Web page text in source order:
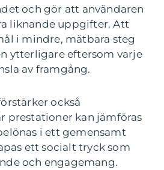
och gör att användaren
liknande uppgifter. Att
i mindre, mätbara steg
ytterligare eftersom varje
av framgång.
också
prestationer kan jämföras
i ett gemensamt
ett socialt tryck som
och engagemang.